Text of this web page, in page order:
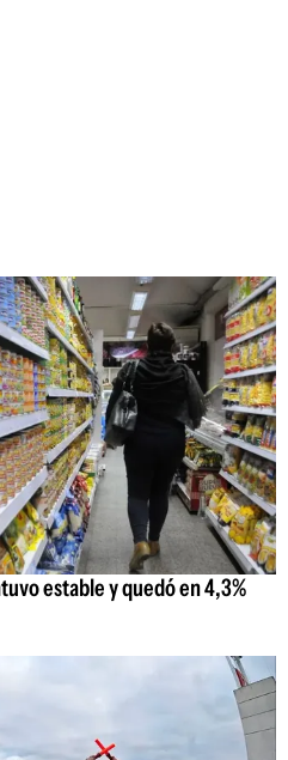
estable y quedó en 4,3%